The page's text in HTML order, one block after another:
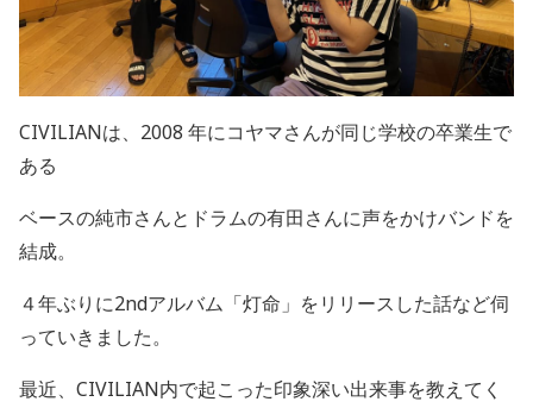
CIVILIANは、 2008 年にコヤマさんが同じ学校の卒業生で
ある
ベースの純市さんとドラムの有田さんに声をかけバンドを
結成。
４年ぶりに2ndアルバム「灯命」をリリースした話など伺
っていきました。
最近、 CIVILIAN内で起こった印象深い出来事を教えてく